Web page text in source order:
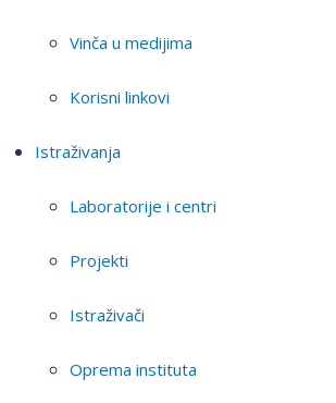
Vinča u medijima
Korisni linkovi
Istraživanja
Laboratorije i centri
Projekti
Istraživači
Oprema instituta